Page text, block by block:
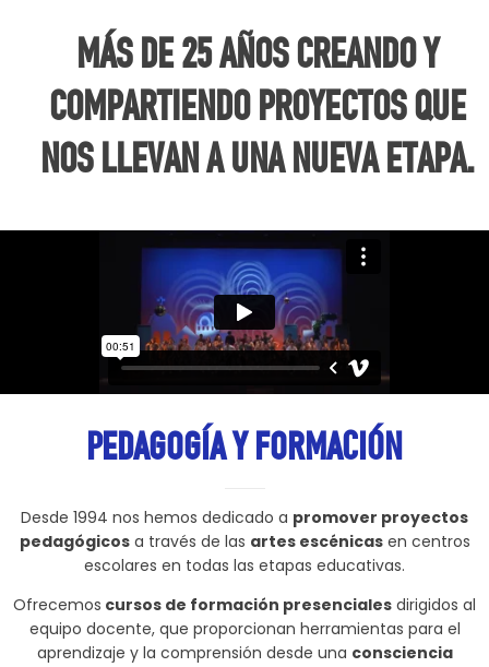
MÁS DE 25 AÑOS CREANDO Y
COMPARTIENDO PROYECTOS QUE
NOS LLEVAN A UNA NUEVA ETAPA.
PEDAGOGÍA Y FORMACIÓN
Desde 1994 nos hemos dedicado a promover proyectos
pedagógicosa través de las artes escénicasen centros
escolares en todas las etapas educativas.
Ofrecemos cursos de formación presenciales dirigidos al
equipo docente, que proporcionan herramientas para el
aprendizaje y la comprensión desde una consciencia